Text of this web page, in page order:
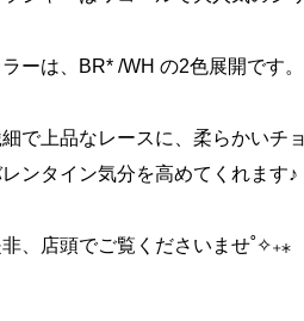
ラーは、BR* /WH の2色展開です。
で上品なレースに、柔らかいチ
ンタイン気分を高めてくれます♪
非、店頭でご覧くださいませ˚✧₊⁎